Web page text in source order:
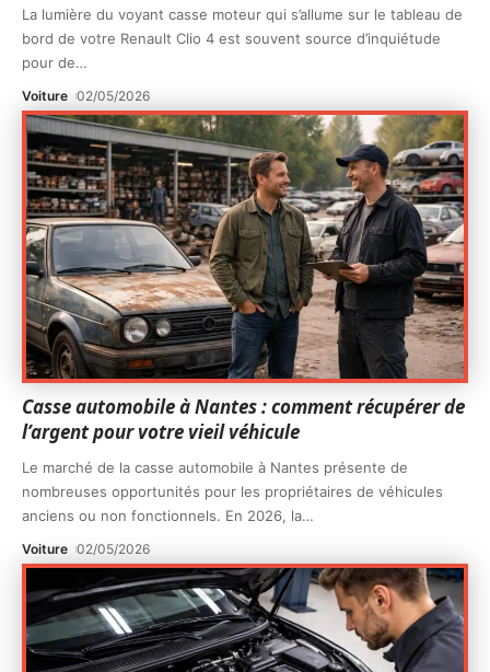
La lumière du voyant casse moteur qui s’allume sur le tableau de
bord de votre Renault Clio 4 est souvent source d’inquiétude
pour de…
Voiture 02/05/2026
Casse automobile à Nantes : comment récupérer de
l’argent pour votre vieil véhicule
Le marché de la casse automobile à Nantes présente de
nombreuses opportunités pour les propriétaires de véhicules
anciens ou non fonctionnels. En 2026, la…
Voiture 02/05/2026